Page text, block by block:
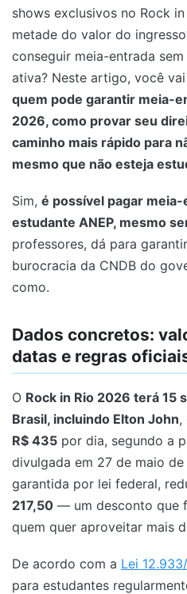
shows exclusivos no Rock
metade do valor do
conseguir meia-entrada
ativa? Neste artigo, você
quem pode garantir meia-
2026, como provar seu
caminho mais rápido para
mesmo que não esteja
Sim, é possível pagar
estudante ANEP, mesmo
professores, dá para
burocracia da CNDB do
como.
Dados concretos:
datas e regras
O Rock in Rio 2026 terá 15
Brasil, incluindo Elton John,
R$ 435 por dia, segundo a
divulgada em 27 de maio
garantida por lei federal,
217,50 — um desconto que
quem quer aproveitar mais
De acordo com a Lei
para estudantes